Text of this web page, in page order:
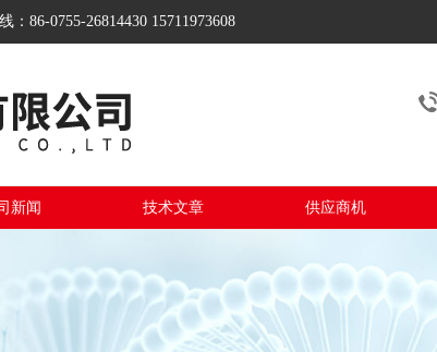
：86-0755-26814430 15711973608
新闻 技术文章 供应商机